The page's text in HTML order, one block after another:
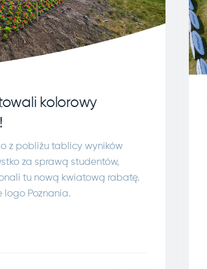
kolorowy
z pobliżu tablicy wyników
za sprawą studentów,
tu nową kwiatową rabatę.
logo Poznania.